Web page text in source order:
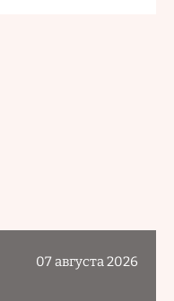
07 августа 2026